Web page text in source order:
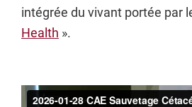
intégrée du vivant portée par
Health ».